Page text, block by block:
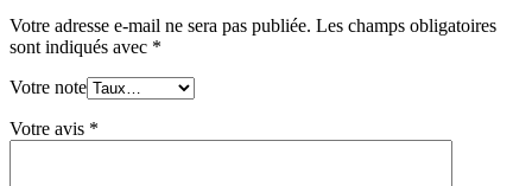
Votre adresse e-mail ne sera pas publiée. Les champs obligatoires
sont indiqués avec *
Votre note
Votre avis *